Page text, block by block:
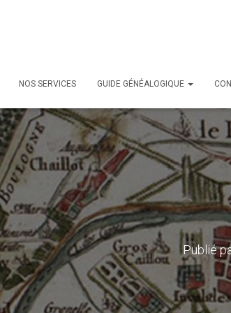
NOS SERVICES GUIDE GÉNÉALOGIQUE
Publié